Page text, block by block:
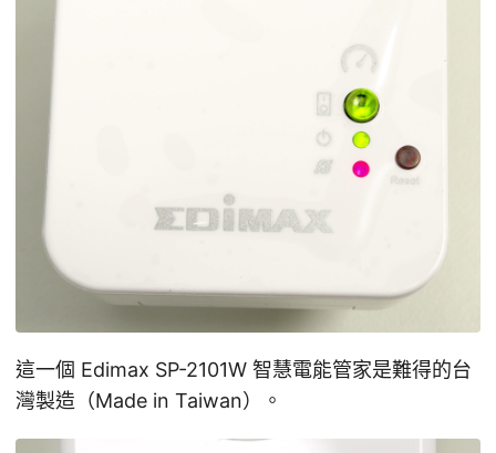
這一個 Edimax SP-2101W 智慧電能管家是難得的台
灣製造（Made in Taiwan）。